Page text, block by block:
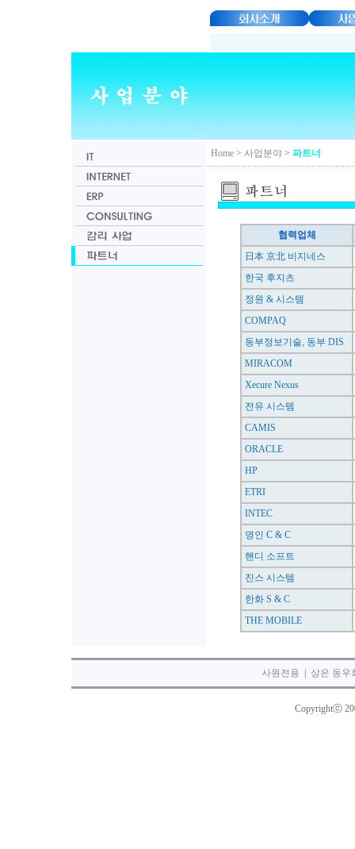
Home > 사업분야 > 파트너
협력업체
日本 京北 비지네스
한국 후지츠
정원 & 시스템
COMPAQ
동부정보기술, 동부 DIS
MIRACOM
Xecure Nexus
전유 시스템
CAMIS
ORACLE
HP
ETRI
INTEC
명인 C & C
핸디 소프트
진스 시스템
한화 S & C
THE MOBILE
사원전용 상은 동우
Copyrightⓒ